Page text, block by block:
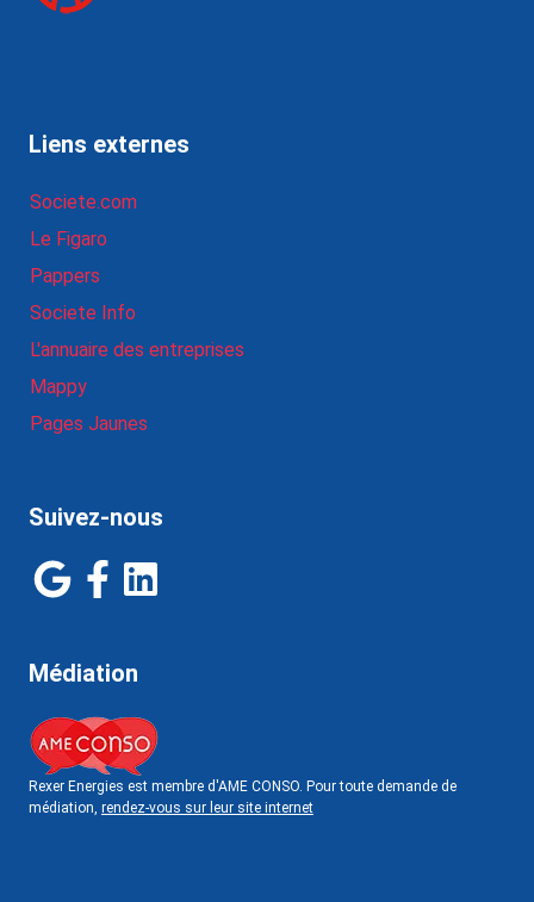
Liens externes
Societe.com
Le Figaro
Pappers
Societe Info
L'annuaire des entreprises
Mappy
Pages Jaunes
Suivez-nous
Médiation
Rexer Energies est membre d'AME CONSO. Pour toute demande de
médiation, rendez-vous sur leur site internet